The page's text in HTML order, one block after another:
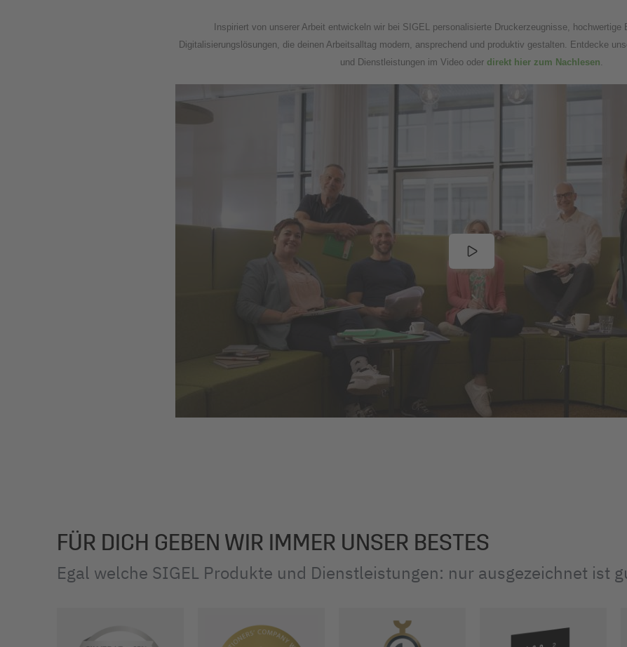
Inspiriert von unserer Arbeit entwickeln wir bei SIGEL personalisierte Druckerzeugnisse, hochwertige
Digitalisierungslösungen, die deinen Arbeitsalltag modern, ansprechend und produktiv gestalten. Entdecke
und Dienstleistungen im Video oder direkt hier zum Nachlesen.
FÜR DICH GEBEN WIR IMMER UNSER BESTES
Egal welche SIGEL Produkte und Dienstleistungen: nur ausgezeichnet ist